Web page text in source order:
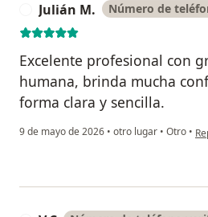
Julián M. Número de
Excelente profesional con
humana, brinda mucha
forma clara y sencilla.
9 de mayo de 2026 • otro lugar • Otro •